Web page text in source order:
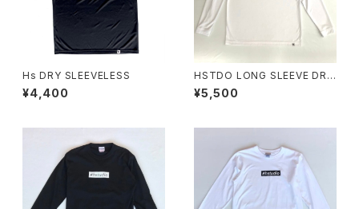
Hs DRY SLEEVELESS
¥4,400
HSTDO LONG SLEEVE DRY
TEE
¥5,500